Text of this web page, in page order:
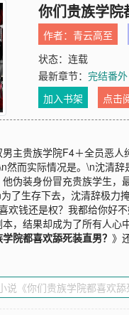
你们贵族学院
作者：青云高至
状态：连载
最新章节：完结番
加入书架
点击
男主贵族学院F4＋全员恶
然而实际情况是。\n沈清
伪装身份冒充贵族学生，
了生存下去，沈清辞极力
欢钱还是权？我都给你好
，结果却成为了所有人心
学院都喜欢舔死装直男？》